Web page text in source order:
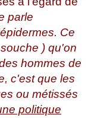
parle
Ce
) qu'on
hommes de
c'est que les
ou métissés
politique